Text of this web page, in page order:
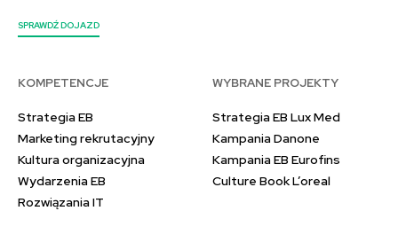
SPRAWDŹ DOJAZD
KOMPETENCJE
Strategia EB
Marketing rekrutacyjny
Kultura organizacyjna
Wydarzenia EB
Rozwiązania IT
WYBRANE PROJEKTY
Strategia EB Lux Med
Kampania Danone
Kampania EB Eurofins
Culture Book L’oreal